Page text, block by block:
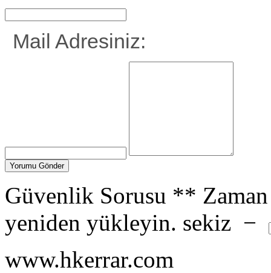
Mail Adresiniz:
Güvenlik Sorusu **
yeniden yükleyin. sekiz −
www.hkerrar.com